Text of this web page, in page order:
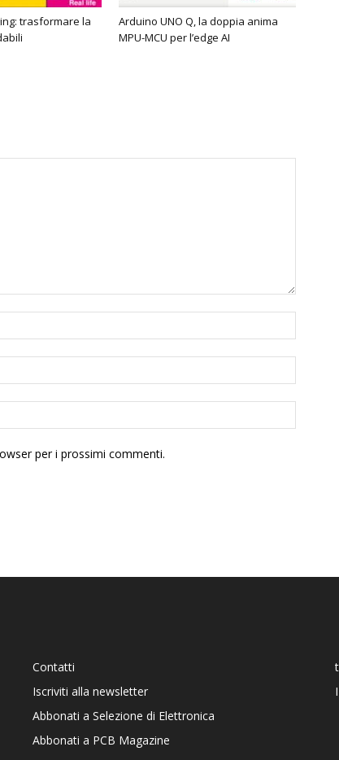
trasformare la
Arduino UNO Q, la doppia anima
MPU-MCU per l’edge AI
per i prossimi commenti.
Contatti
Iscriviti alla newsletter
Abbonati a Selezione di Elettronica
Abbonati a PCB Magazine